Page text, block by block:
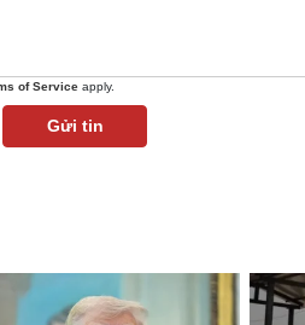
of Service apply.
Gửi tin